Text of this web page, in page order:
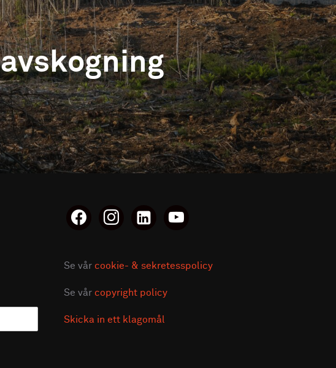
facebookinstagramlinkedin-youtube
Se vår cookie- & sekretesspolicy
Se vår copyright policy
Skicka in ett klagomål